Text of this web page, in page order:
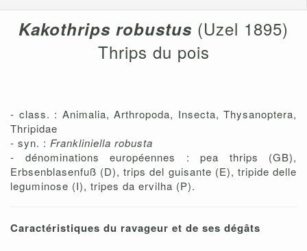
Kakothrips robustus (Uzel 1895)
Thrips du pois
- class. : Animalia, Arthropoda, Insecta, Thysanoptera,
Thripidae
- syn. : Frankliniella robusta
- dénominations européennes : pea thrips (GB),
Erbsenblasenfuß (D), trips del guisante (E), tripide delle
leguminose (I), tripes da ervilha (P).
Caractéristiques du ravageur et de ses dégâts